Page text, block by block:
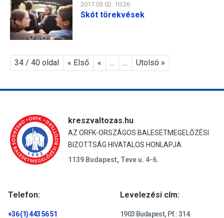
2017.03.02. 10:26
Skót törekvések
34 / 40 oldal « Első « ... ... Utolsó »
kreszvaltozas.hu
AZ ORFK-ORSZÁGOS BALESETMEGELŐZÉSI
BIZOTTSÁG HIVATALOS HONLAPJA
1139 Budapest, Teve u. 4-6.
Telefon:
+36 (1) 443 56 51
Levelezési cím:
1903 Budapest, Pf.: 314.